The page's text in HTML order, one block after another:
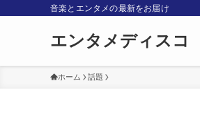
音楽とエンタメの最新をお届け
エンタメディスコ
ホーム 話題